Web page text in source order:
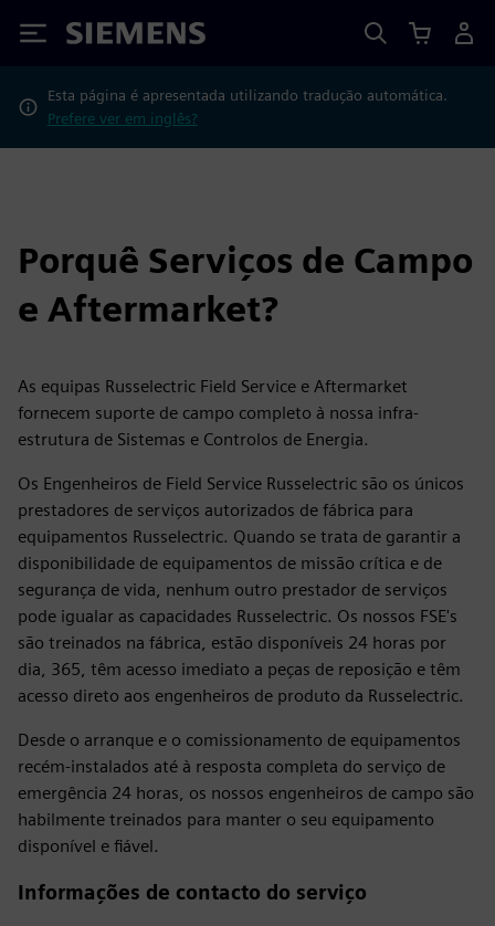
Siemens
Esta página é apresentada utilizando tradução automática.
Prefere ver em inglês?
Porquê Serviços de Campo
e Aftermarket?
As equipas Russelectric Field Service e Aftermarket
fornecem suporte de campo completo à nossa infra-
estrutura de Sistemas e Controlos de Energia.
Os Engenheiros de Field Service Russelectric são os únicos
prestadores de serviços autorizados de fábrica para
equipamentos Russelectric. Quando se trata de garantir a
disponibilidade de equipamentos de missão crítica e de
segurança de vida, nenhum outro prestador de serviços
pode igualar as capacidades Russelectric. Os nossos FSE's
são treinados na fábrica, estão disponíveis 24 horas por
dia, 365, têm acesso imediato a peças de reposição e têm
acesso direto aos engenheiros de produto da Russelectric.
Desde o arranque e o comissionamento de equipamentos
recém-instalados até à resposta completa do serviço de
emergência 24 horas, os nossos engenheiros de campo são
habilmente treinados para manter o seu equipamento
disponível e fiável.
Informações de contacto do serviço